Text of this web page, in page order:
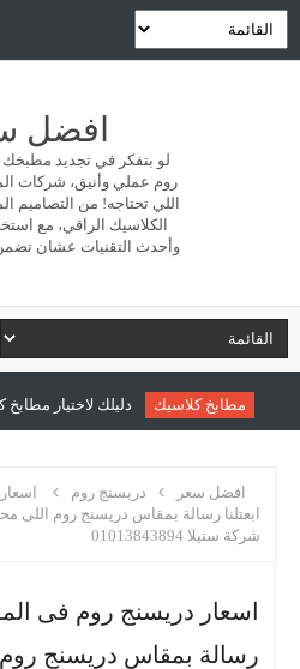
افضل
لو بتفكر في تجديد
روم عملي وأنيق، شركات
اللي تحتاجه! من التصاميم
الكلاسيك الراقي، مع
وأحدث التقنيات عشان
مطابخ كلاسيك دليلك لاختيار مطابخ
افضل سعر دريسنج روم
ابعتلنا رسالة بمقاس دريسنج روم اللى
شركة ستيلا 01013843894
اسعار دريسنج روم فى
رسالة بمقاس دريسنج روم